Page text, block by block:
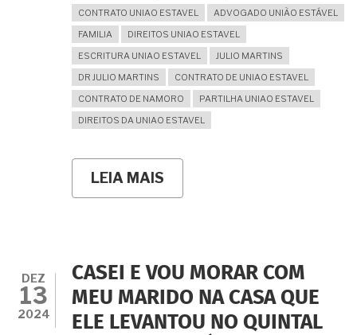
CONTRATO UNIAO ESTAVEL
ADVOGADO UNIÃO ESTÁVEL
FAMILIA
DIREITOS UNIAO ESTAVEL
ESCRITURA UNIAO ESTAVEL
JULIO MARTINS
DR JULIO MARTINS
CONTRATO DE UNIAO ESTAVEL
CONTRATO DE NAMORO
PARTILHA UNIAO ESTAVEL
DIREITOS DA UNIAO ESTAVEL
LEIA MAIS
MESMO
JUSTIÇA
PODE
CONSIDERAR
QUE
VIVO
DEZ
13
2024
CASEI E VOU MORAR COM
MEU MARIDO NA CASA QUE
ELE LEVANTOU NO QUINTAL